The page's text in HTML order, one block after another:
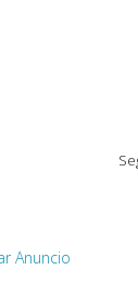
Anuncio